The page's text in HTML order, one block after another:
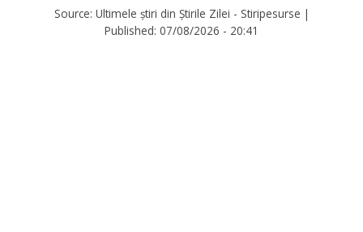
Source: Ultimele știri din Știrile Zilei - Stiripesurse |
Published: 07/08/2026 - 20:41